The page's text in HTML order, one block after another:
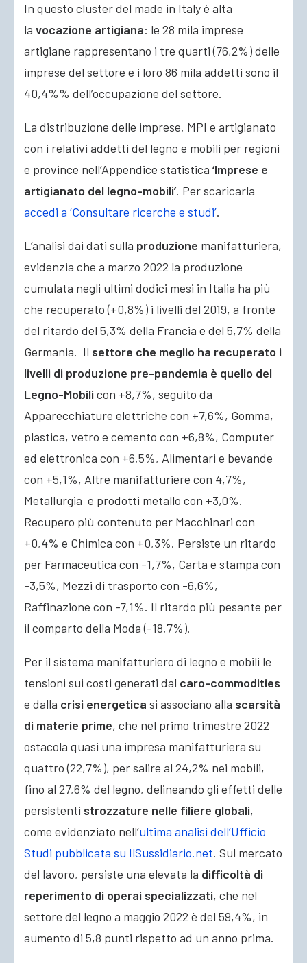
In questo cluster del made in Italy è alta
la vocazione artigiana: le 28 mila imprese
artigiane rappresentano i tre quarti (76,2%) delle
imprese del settore e i loro 86 mila addetti sono il
40,4%% dell’occupazione del settore.
La distribuzione delle imprese, MPI e artigianato
con i relativi addetti del legno e mobili per regioni
e province nell’Appendice statistica ‘Imprese e
artigianato del legno-mobili’. Per scaricarla
accedi a ‘Consultare ricerche e studi’.
L’analisi dai dati sulla produzione manifatturiera,
evidenzia che a marzo 2022 la produzione
cumulata negli ultimi dodici mesi in Italia ha più
che recuperato (+0,8%) i livelli del 2019, a fronte
del ritardo del 5,3% della Francia e del 5,7% della
Germania. Il settore che meglio ha recuperato i
livelli di produzione pre-pandemia è quello del
Legno-Mobili con +8,7%, seguito da
Apparecchiature elettriche con +7,6%, Gomma,
plastica, vetro e cemento con +6,8%, Computer
ed elettronica con +6,5%, Alimentari e bevande
con +5,1%, Altre manifatturiere con 4,7%,
Metallurgia e prodotti metallo con +3,0%.
Recupero più contenuto per Macchinari con
+0,4% e Chimica con +0,3%. Persiste un ritardo
per Farmaceutica con -1,7%, Carta e stampa con
-3,5%, Mezzi di trasporto con -6,6%,
Raffinazione con -7,1%. Il ritardo più pesante per
il comparto della Moda (-18,7%).
Per il sistema manifatturiero di legno e mobili le
tensioni sui costi generati dal caro-commodities
e dalla crisi energetica si associano alla scarsità
di materie prime, che nel primo trimestre 2022
ostacola quasi una impresa manifatturiera su
quattro (22,7%), per salire al 24,2% nei mobili,
fino al 27,6% del legno, delineando gli effetti delle
persistenti strozzature nelle filiere globali,
come evidenziato nell’ultima analisi dell’Ufficio
Studi pubblicata su IlSussidiario.net. Sul mercato
del lavoro, persiste una elevata la difficoltà di
reperimento di operai specializzati, che nel
settore del legno a maggio 2022 è del 59,4%, in
aumento di 5,8 punti rispetto ad un anno prima.